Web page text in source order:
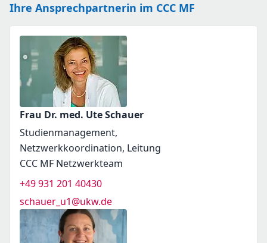
Ihre Ansprechpartnerin im CCC MF
Frau Dr. med. Ute Schauer
Studienmanagement,
Netzwerkkoordination, Leitung
CCC MF Netzwerkteam
+49 931 201 40430
schauer_u1@ukw.de